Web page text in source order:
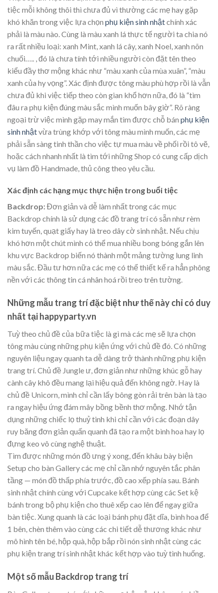
tiệc mỗi không thôi thì chưa đủ vì thường các mẹ hay gặp
khó khăn trong việc lựa chọn phụ kiện sinh nhậtchính xác
phải là màu nào. Cùng là màu xanh lá thực tế người ta chia nó
ra rất nhiều loại: xanh Mint, xanh lá cây, xanh Noel, xanh nõn
chuối….. , đó là chưa tính tới nhiều người còn đặt tên theo
kiểu đầy thơ mộng khác như “màu xanh của mùa xuân”, “màu
xanh của hy vọng”. Xác định được tông màu phù hợp rồi là vẫn
chưa đủ khi việc tiếp theo còn gian khổ hơn nữa, đó là “tìm
đâu ra phụ kiện đúng màu sắc mình muốn bây giờ”. Rõ ràng
ngoại trừ việc mình gặp may mắn tìm được chỗ bán phụ kiện
sinh nhậtvừa trùng khớp với tông màu mình muốn, các mẹ
phải sẵn sàng tinh thần cho việc tự mua màu về phối rồi tô vẽ,
hoặc cách nhanh nhất là tìm tới những Shop có cung cấp dịch
vụ làm đồ Handmade, thủ công theo yêu cầu.
Xác định các hạng mục thực hiện trong buổi tiệc
Backdrop:Đơn giản và dễ làm nhất trong các mục
Backdrop chính là sử dụng các đồ trang trí có sẵn như rèm
kim tuyến, quạt giấy hay là treo dây cờ sinh nhật. Nếu chịu
khó hơn một chút mình có thể mua nhiều bong bóng gắn lên
khu vực Backdrop biến nó thành một mảng tường lung linh
màu sắc. Đầu tư hơn nữa các mẹ có thể thiết kế ra hẳn phông
nền với các thông tin cá nhân hoá rồi treo trên tường.
Những mẫu trang trí đặc biệt như thế này chỉ có duy
nhất tại happyparty.vn
Tuỳ theo chủ đề của bữa tiệc là gì mà các mẹ sẽ lựa chọn
tông màu cùng những phụ kiện ứng với chủ đề đó. Có những
nguyên liệu ngay quanh ta dễ dàng trở thành những phụ kiện
trang trí. Chủ đề Jungle ư, đơn giản như những khúc gỗ hay
cành cây khô đều mang lại hiệu quả đến không ngờ. Hay là
chủ đề Unicorn, mình chỉ cần lấy bông gòn rải trên bàn là tạo
ra ngay hiệu ứng đám mây bồng bềnh thơ mộng. Nhớ tận
dụng những chiếc lọ thuỷ tinh khi chỉ cần với các đoạn dây
ruy băng đơn giản quấn quanh đã tạo ra một bình hoa hay lọ
đựng keo vô cùng nghệ thuật.
Tìm được những món đồ ưng ý xong, đến khâu bày biện
Setup cho bàn Gallery các mẹ chỉ cần nhớ nguyên tắc phân
tầng — món đồ thấp phía trước, đồ cao xếp phía sau. Bánh
sinh nhật chính cùng với Cupcake kết hợp cùng các Set kệ
bánh trong bộ phụ kiện cho thuê xếp cao lên để ngay giữa
bàn tiệc. Xung quanh là các loại bánh phụ đặt dĩa, bình hoa để
1 bên, chèn thêm vào cùng các chi tiết dễ thương khác như
mô hình tên bé, hộp quà, hộp bắp rồi nón sinh nhật cùng các
phụ kiện trang trí sinh nhật khác kết hợp vào tuỳ tình huống.
Một số mẫu Backdrop trang trí